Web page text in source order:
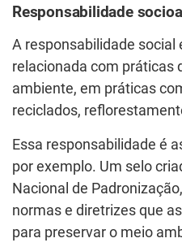
Responsabilidade
A responsabilidade
relacionada com práticas
ambiente, em práticas
reciclados,
Essa responsabilidade é
por exemplo. Um selo
Nacional de
normas e diretrizes que
para preservar o meio